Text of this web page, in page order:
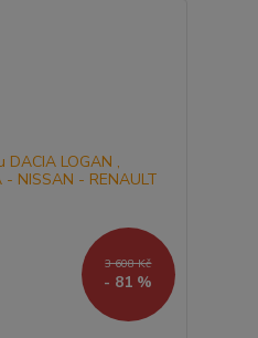
3 608 Kč
- 81 %